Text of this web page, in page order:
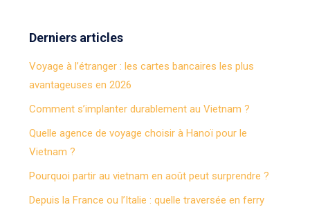
Derniers articles
Voyage à l’étranger : les cartes bancaires les plus
avantageuses en 2026
Comment s’implanter durablement au Vietnam ?
Quelle agence de voyage choisir à Hanoï pour le
Vietnam ?
Pourquoi partir au vietnam en août peut surprendre ?
Depuis la France ou l’Italie : quelle traversée en ferry